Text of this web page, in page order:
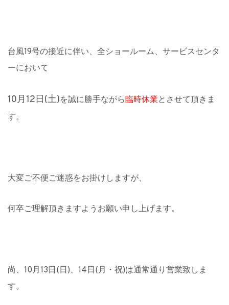
台風19号の接近に伴い、全ショールーム、 サービスセンタ
ーにおいて
10月12日(土)を誠に勝手ながら臨時休業とさせて頂きま
す。
大変ご不便ご迷惑をお掛けしますが、
何卒ご理解頂きますようお願い申し上げます。
尚、10月13日(日)、14日(月・祝)は通常通り営業致しま
す。